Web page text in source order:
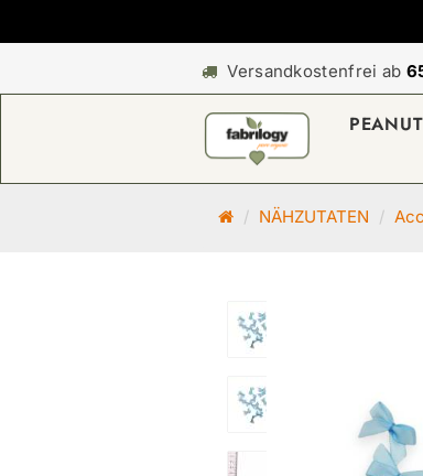
Versandkostenfrei ab
S
t
e
NÄHZUTATEN